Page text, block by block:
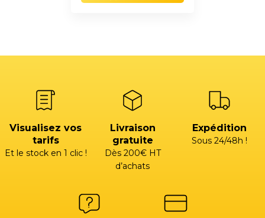
Visualisez vos
tarifs
Et le stock en 1 clic !
Livraison
gratuite
Dès 200€ HT
d’achats
Expédition
Sous 24/48h !